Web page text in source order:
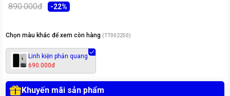
890.000đ -22%
Chọn màu khác để xem còn hàng (TT002250)
Linh kiện phản quang
690.000đ
Khuyến mãi sản phẩm